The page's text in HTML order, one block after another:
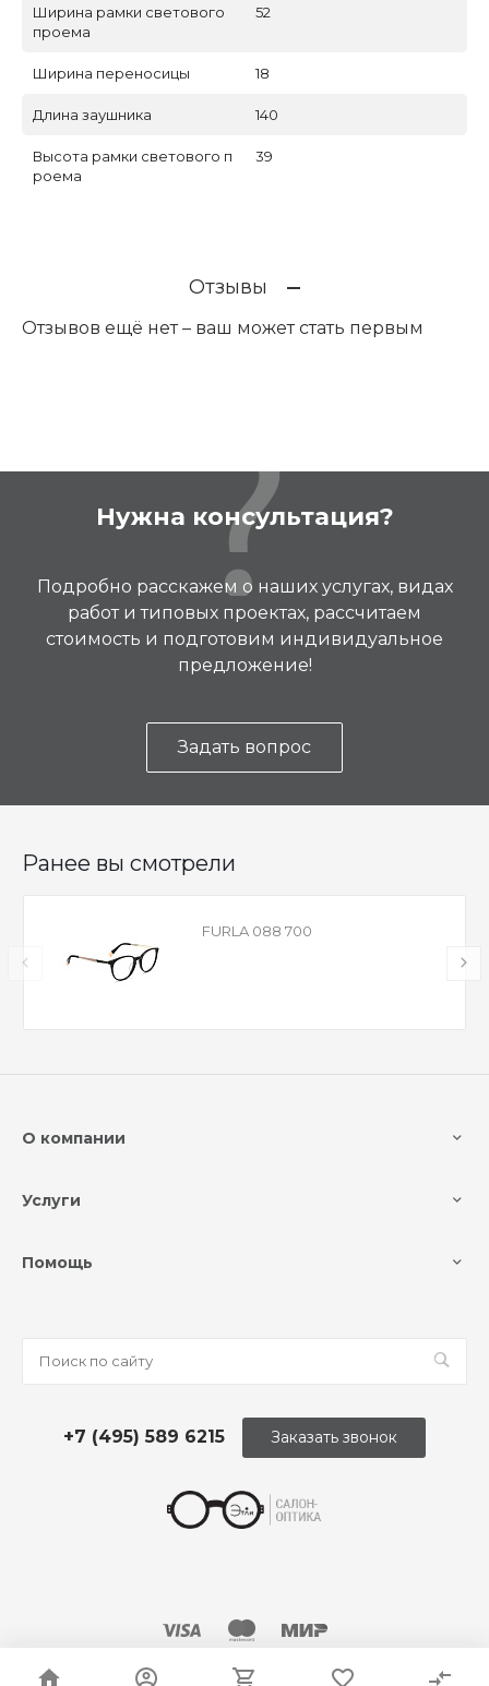
Ширина рамки светового
проема
52
Ширина переносицы 18
Длина заушника 140
Высота рамки светового п
роема
39
Отзывы
Отзывов ещё нет – ваш может стать первым
Нужна консультация?
Подробно расскажем о наших услугах, видах
работ и типовых проектах, рассчитаем
стоимость и подготовим индивидуальное
предложение!
Задать вопрос
Ранее вы смотрели
FURLA 088 700
О компании
Услуги
Помощь
+7 (495) 589 6215 Заказать звонок